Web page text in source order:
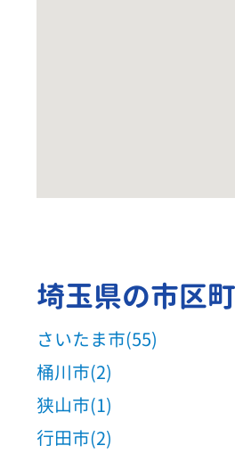
埼玉県の市区
さいたま市(55)
桶川市(2)
狭山市(1)
行田市(2)